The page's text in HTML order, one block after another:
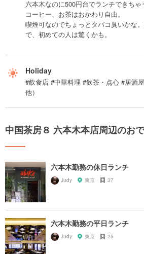
六本木なのに500円台でランチできちゃ
コーヒー、お茶はおかわり自由。
喫煙可なのでちょっとタバコ臭いかな
で、初めての人は驚くかも。
Holiday
#飲食店 #中華料理 #飲茶・点心 #居酒
他）
中国茶房８ 六本木本店周辺のお
六本木勤務の休日ランチ
Judy 東京 37
六本木勤務の平日ランチ
Judy 東京 25